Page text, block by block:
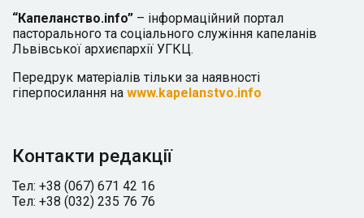
“Капеланство.info” – інформаційний портал
пасторального та соціального служіння капеланів
Львівської архиєпархії УГКЦ.
Передрук матеріалів тільки за наявності
гіперпосилання на www.kapelanstvo.info
Контакти редакції
Тел: +38 (067) 671 42 16
Тел: +38 (032) 235 76 76